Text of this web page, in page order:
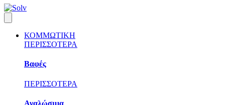
ΚΟΜΜΩΤΙΚΗ
ΠΕΡΙΣΣΟΤΕΡΑ
Βαφές
ΠΕΡΙΣΣΟΤΕΡΑ
Αναλώσιμα